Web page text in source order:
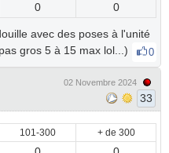
0 0
avec des poses à l'unité
gros 5 à 15 max lol...)
0
02 Novembre 2024
33
101-300 + de 300